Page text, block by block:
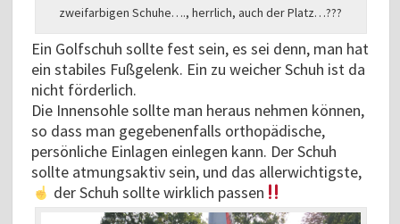
zweifarbigen Schuhe…., herrlich, auch der Platz…???
Ein Golfschuh sollte fest sein, es sei denn, man hat
ein stabiles Fußgelenk. Ein zu weicher Schuh ist da
nicht förderlich.
Die Innensohle sollte man heraus nehmen können,
so dass man gegebenenfalls orthopädische,
persönliche Einlagen einlegen kann. Der Schuh
sollte atmungsaktiv sein, und das allerwichtigste,
der Schuh sollte wirklich passen